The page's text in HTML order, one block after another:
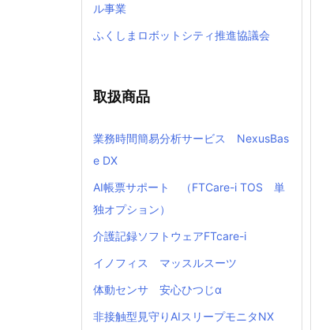
ル事業
ふくしまロボットシティ推進協議会
取扱商品
業務時間簡易分析サービス NexusBas
e DX
AI帳票サポート （FTCare-i TOS 単
独オプション）
介護記録ソフトウェアFTcare-i
イノフィス マッスルスーツ
体動センサ 安心ひつじα
非接触型見守りAIスリープモニタNX